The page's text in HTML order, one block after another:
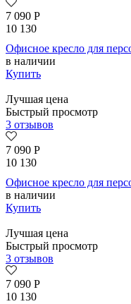
7 090 Р
10 130
Офисное кресло для
в наличии
Купить
Лучшая цена
Быстрый просмотр
3 отзывов
7 090 Р
10 130
Офисное кресло для
в наличии
Купить
Лучшая цена
Быстрый просмотр
3 отзывов
7 090 Р
10 130